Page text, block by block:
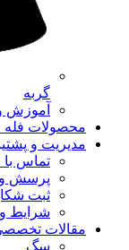
گربه
آموزش
محصولات فله
مدیریت و
تماس با
پرسش و
ثبت
شرایط و
مقالات
سگ